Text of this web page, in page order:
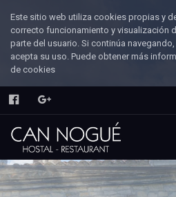
Este sitio web utiliza cookies propias y
correcto funcionamiento y visualización
parte del usuario. Si continúa
acepta su uso. Puede obtener más
de cookies